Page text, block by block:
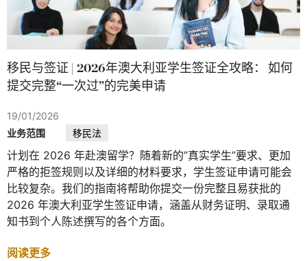
移民与签证 | 2026年澳大利亚学生签证全攻略： 如何
提交完整“一次过”的完美申请
19/01/2026
业务范围
移民法
计划在 2026 年赴澳留学？随着新的”真实学生”要求、更加
严格的拒签规则以及详细的材料要求，学生签证申请可能会
比较复杂。我们的指南将帮助你提交一份完整且易获批的
2026 年澳大利亚学生签证申请，涵盖从财务证明、录取通
知书到个人陈述撰写的各个方面。
阅读更多